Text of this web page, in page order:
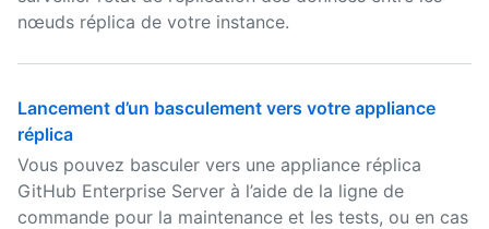
nœuds réplica de votre instance.
Lancement d’un basculement vers votre appliance
réplica
Vous pouvez basculer vers une appliance réplica
GitHub Enterprise Server à l’aide de la ligne de
commande pour la maintenance et les tests, ou en cas